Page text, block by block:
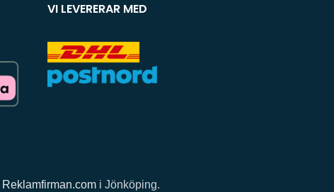
VI LEVERERAR MED
Reklamfirman.com i Jönköping.